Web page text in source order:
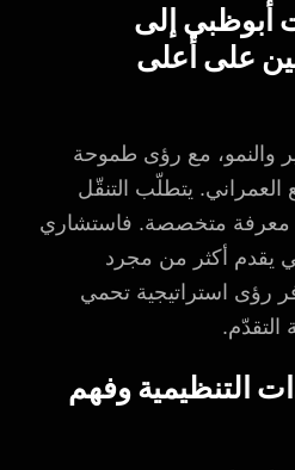
أبوظبي إلى
على أعلى
والنمو، مع رؤى طموحة
العمراني. يتطلّب التنقّل
معرفة متخصصة. فاستشاري
يقدم أكثر من مجرد
رؤى استراتيجية تحمي
التقدّم.
التنظيمية وفهم